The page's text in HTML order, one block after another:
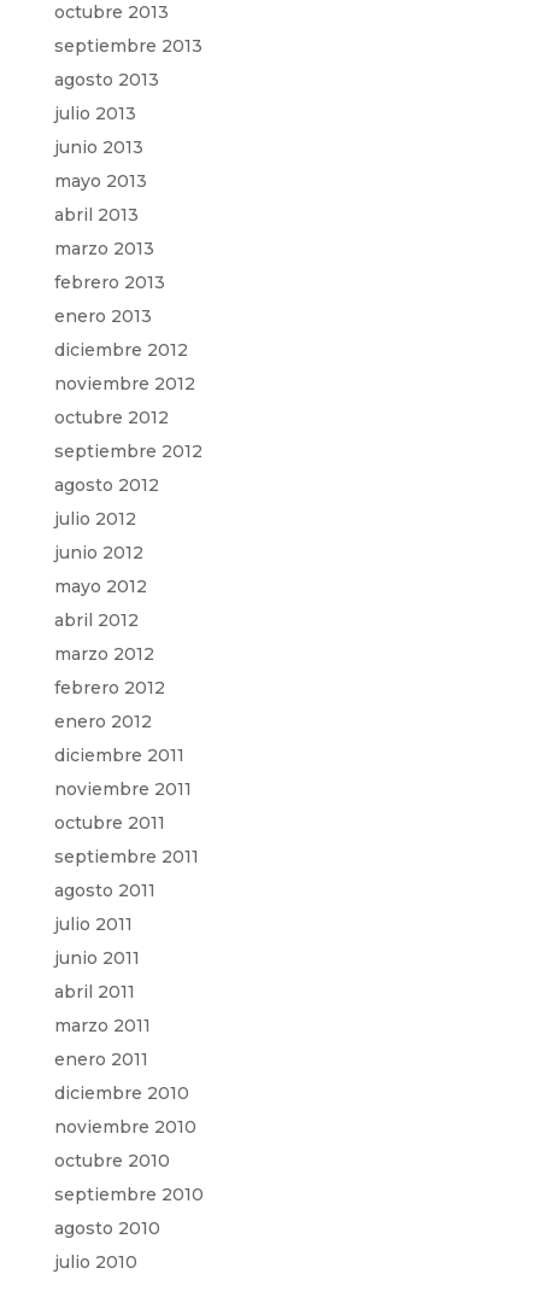
octubre 2013
septiembre 2013
agosto 2013
julio 2013
junio 2013
mayo 2013
abril 2013
marzo 2013
febrero 2013
enero 2013
diciembre 2012
noviembre 2012
octubre 2012
septiembre 2012
agosto 2012
julio 2012
junio 2012
mayo 2012
abril 2012
marzo 2012
febrero 2012
enero 2012
diciembre 2011
noviembre 2011
octubre 2011
septiembre 2011
agosto 2011
julio 2011
junio 2011
abril 2011
marzo 2011
enero 2011
diciembre 2010
noviembre 2010
octubre 2010
septiembre 2010
agosto 2010
julio 2010